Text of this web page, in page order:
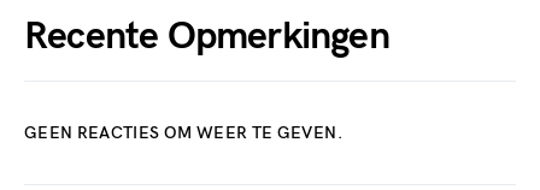
Recente Opmerkingen
GEEN REACTIES OM WEER TE GEVEN.